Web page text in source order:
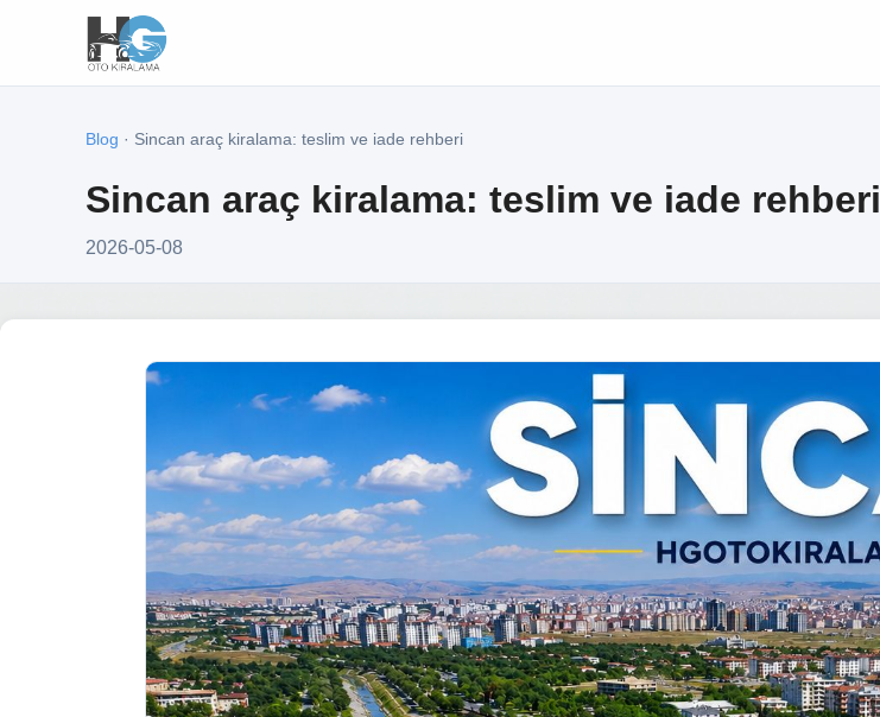
Blog · Sincan araç kiralama: teslim ve iade rehberi
Sincan araç kiralama: teslim ve iade rehberi
2026-05-08